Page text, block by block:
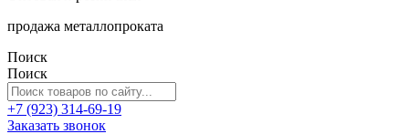
продажа металлопроката
Поиск
Поиск
+7 (923) 314-69-19
Заказать звонок